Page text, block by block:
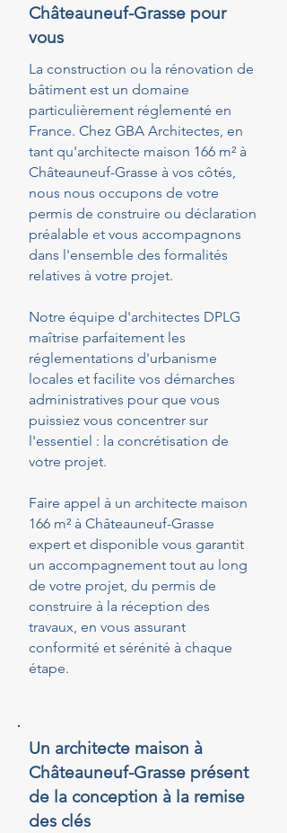
Châteauneuf-Grasse pour
vous
La construction ou la rénovation de
bâtiment est un domaine
particulièrement réglementé en
France. Chez GBA Architectes, en
tant qu'architecte maison 166 m² à
Châteauneuf-Grasse à vos côtés,
nous nous occupons de votre
permis de construire ou déclaration
préalable et vous accompagnons
dans l'ensemble des formalités
relatives à votre projet.
Notre équipe d'architectes DPLG
maîtrise parfaitement les
réglementations d'urbanisme
locales et facilite vos démarches
administratives pour que vous
puissiez vous concentrer sur
l'essentiel : la concrétisation de
votre projet.
Faire appel à un architecte maison
166 m² à Châteauneuf-Grasse
expert et disponible vous garantit
un accompagnement tout au long
de votre projet, du permis de
construire à la réception des
travaux, en vous assurant
conformité et sérénité à chaque
étape.
Un architecte maison à
Châteauneuf-Grasse présent
de la conception à la remise
des clés